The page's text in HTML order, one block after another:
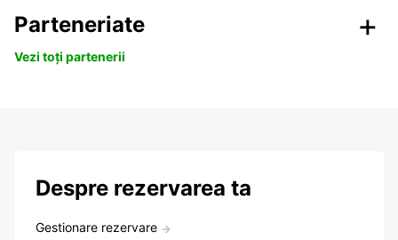
Parteneriate
Vezi toți partenerii
Despre rezervarea ta
Gestionare rezervare